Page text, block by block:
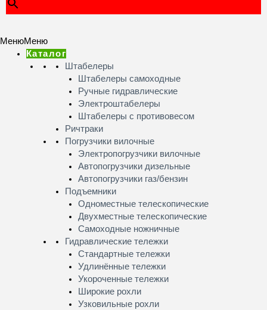
МенюМеню
Каталог
Штабелеры
Штабелеры самоходные
Ручные гидравлические
Электроштабелеры
Штабелеры с противовесом
Ричтраки
Погрузчики вилочные
Электропогрузчики вилочные
Автопогрузчики дизельные
Автопогрузчики газ/бензин
Подъемники
Одноместные телескопические
Двухместные телескопические
Самоходные ножничные
Гидравлические тележки
Стандартные тележки
Удлинённые тележки
Укороченные тележки
Широкие рохли
Узковильные рохли